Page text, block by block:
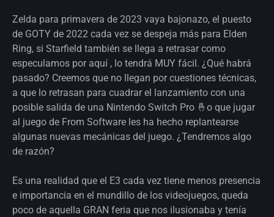
Zelda para primavera de 2023 vaya bajonazo, el puesto
de GOTY de 2022 cada vez se despeja más para Elden
Ring, si Starfield también se llega a retrasar como
especulamos por aquí , lo tendrá MUY fácil. ¿Qué habrá
pasado? Creemos que no llegan por cuestiones técnicas,
a que lo retrasan para cuadrar el lanzamiento con una
posible salida de una Nintendo Switch Pro 🤞o que jugar
al juego de From Software les ha hecho replantearse
algunas nuevas mecánicas del juego. ¿Tendremos algo
de razón?
Es una realidad que el E3 cada vez tiene menos presencia
e importancia en el mundillo de los videojuegos, queda
poco de aquella GRAN feria que nos ilusionaba y tenía